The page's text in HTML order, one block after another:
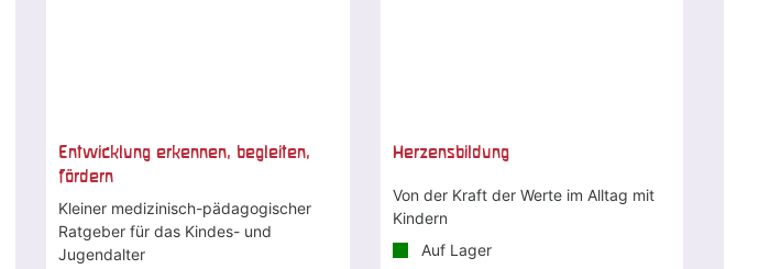
Entwicklung erkennen, begleiten,
fördern
Kleiner medizinisch-pädagogischer
Ratgeber für das Kindes- und
Jugendalter
Herzensbildung
Von der Kraft der Werte im Alltag mit
Kindern
Auf Lager